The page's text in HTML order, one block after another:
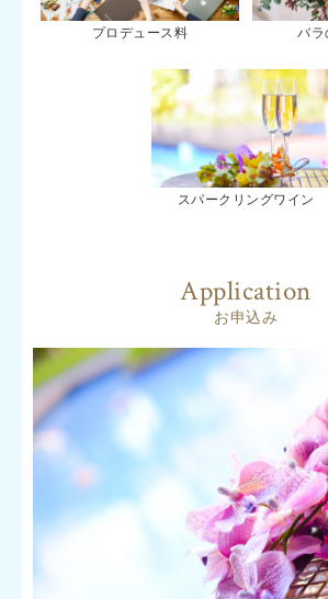
プロデュース料 バラ
スパークリングワイン
Application
お申込み